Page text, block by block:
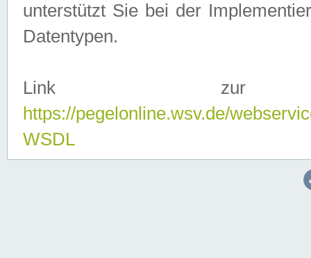
unterstützt Sie bei der
Datentypen.
Link zur
https://pegelonline.wsv.de/
WSDL